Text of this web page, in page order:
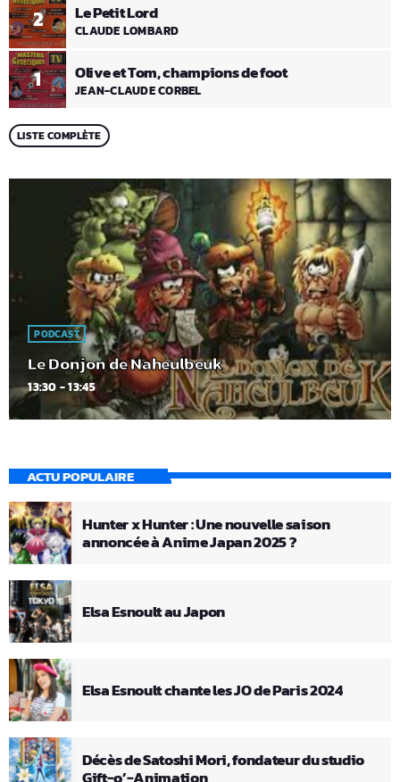
1 Olive et Tom, champions de foot
JEAN-CLAUDE CORBEL
2 Le Petit Lord
CLAUDE LOMBARD
LISTE COMPLÈTE
PODCAST
Le Donjon de Naheulbeuk
13:30 - 13:45
ACTU POPULAIRE
Hunter x Hunter : Une nouvelle saison
annoncée à Anime Japan 2025 ?
Elsa Esnoult au Japon
Elsa Esnoult chante les JO de Paris 2024
Décès de Satoshi Mori, fondateur du studio
Gift-o’-Animation